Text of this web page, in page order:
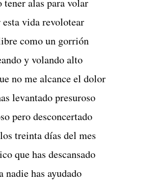
vida revolotear
como un gorrión
y volando alto
no me alcance el dolor
levantado presuroso
pero desconcertado
treinta días del mes
que has descansado
nadie has ayudado